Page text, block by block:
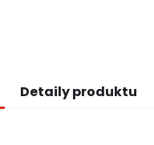
Detaily produktu